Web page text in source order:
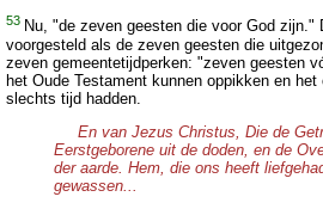
53 Nu, "de zeven geesten die voor God zijn."
voorgesteld als de zeven geesten die
zeven gemeentetijdperken: "zeven geesten
het Oude Testament kunnen oppikken en
slechts tijd hadden.
En van Jezus Christus, Die de
Eerstgeborene uit de doden, en de
der aarde. Hem, die ons heeft
gewassen...